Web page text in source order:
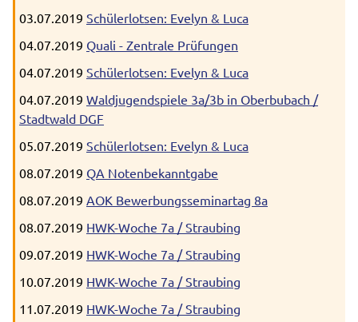
03.07.2019 Schülerlotsen: Evelyn & Luca
04.07.2019 Quali - Zentrale Prüfungen
04.07.2019 Schülerlotsen: Evelyn & Luca
04.07.2019 Waldjugendspiele 3a/3b in Oberbubach /
Stadtwald DGF
05.07.2019 Schülerlotsen: Evelyn & Luca
08.07.2019 QA Notenbekanntgabe
08.07.2019 AOK Bewerbungsseminartag 8a
08.07.2019 HWK-Woche 7a / Straubing
09.07.2019 HWK-Woche 7a / Straubing
10.07.2019 HWK-Woche 7a / Straubing
11.07.2019 HWK-Woche 7a / Straubing